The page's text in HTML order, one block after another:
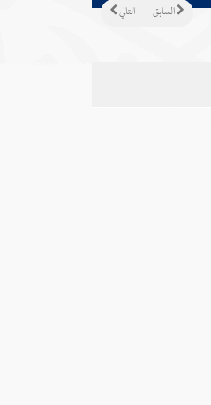
التالي السابق